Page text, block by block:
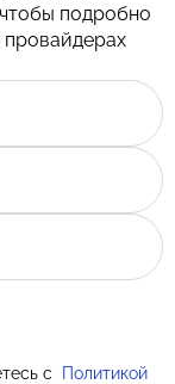
подробно
провайдерах
с
Политикой